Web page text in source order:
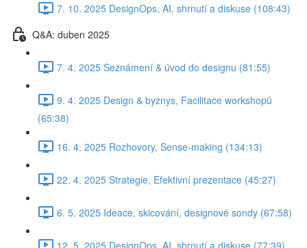
7. 10. 2025 DesignOps, AI, shrnutí a diskuse (108:43)
Q&A: duben 2025
7. 4. 2025 Seznámení & úvod do designu (81:55)
9. 4. 2025 Design & byznys, Facilitace workshopů
(65:38)
16. 4. 2025 Rozhovory, Sense-making (134:13)
22. 4. 2025 Strategie, Efektivní prezentace (45:27)
6. 5. 2025 Ideace, skicování, designové sondy (67:58)
12. 5. 2025 DesignOps, AI, shrnutí a diskuse (77:39)